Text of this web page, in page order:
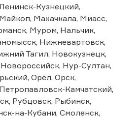
Кузнецкий,
Махачкала, Миасс,
Муром, Нальчик,
Нижневартовск,
Тагил, Новокузнецк,
Нур-Султан,
Орёл, Орск,
Камчатский,
Рубцовск, Рыбинск,
на-Кубани, Смоленск,